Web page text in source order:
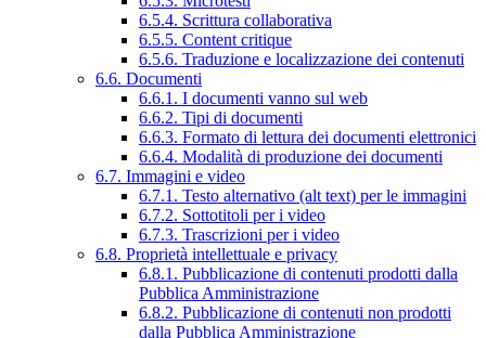
6.5.4. Scrittura collaborativa
6.5.5. Content critique
6.5.6. Traduzione e localizzazione dei contenuti
6.6. Documenti
6.6.1. I documenti vanno sul web
6.6.2. Tipi di documenti
6.6.3. Formato di lettura dei documenti elettronici
6.6.4. Modalità di produzione dei documenti
6.7. Immagini e video
6.7.1. Testo alternativo (alt text) per le immagini
6.7.2. Sottotitoli per i video
6.7.3. Trascrizioni per i video
6.8. Proprietà intellettuale e privacy
6.8.1. Pubblicazione di contenuti prodotti dalla
Pubblica Amministrazione
6.8.2. Pubblicazione di contenuti non prodotti
dalla Pubblica Amministrazione